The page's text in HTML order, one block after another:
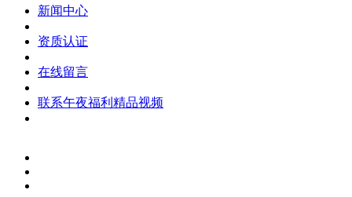
新闻中心
资质认证
在线留言
联系午夜福利精品视频